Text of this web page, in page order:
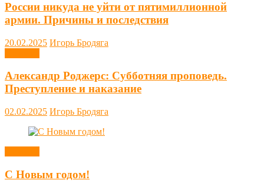
России никуда не уйти от пятимиллионной
армии. Причины и последствия
20.02.2025 Игорь Бродяга
Александр Роджерс: Субботняя проповедь.
Преступление и наказание
02.02.2025 Игорь Бродяга
С Новым годом!